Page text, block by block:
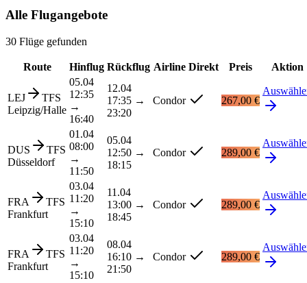
Alle Flugangebote
30 Flüge gefunden
Route Hinflug Rückflug Airline Direkt Preis Aktion
LEJ
TFS
Leipzig/Halle
05.04
12:35
→
16:40
12.04
17:35 →
23:20
Condor 267,00 €
DUS
TFS
Düsseldorf
01.04
08:00
→
11:50
05.04
12:50 →
18:15
Condor 289,00 €
FRA
TFS
Frankfurt
03.04
11:20
→
15:10
11.04
13:00 →
18:45
Condor 289,00 €
FRA
TFS
Frankfurt
03.04
11:20
→
15:10
08.04
16:10 →
21:50
Condor 289,00 €